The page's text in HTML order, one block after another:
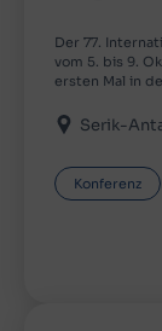
Der 77.
vom 5. bis 9.
ersten Mal in
Serik-
Konferenz